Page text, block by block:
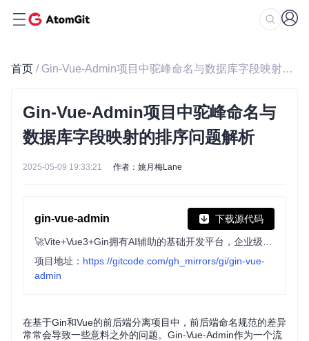
首页 / Gin-Vue-Admin项目中驼峰命名与数据库字段映射的排序问题解析
Gin-Vue-Admin项目中驼峰命名与
数据库字段映射的排序问题解析
2025-05-09 19:33:21 作者：姚月梅Lane
gin-vue-admin 下载源代码
项目地址： https://gitcode.com/gh_mirrors/gi/gin-vue-
admin
在基于Gin和Vue的前后端分离项目中，前后端命名规范的差异
常常会导致一些意料之外的问题。Gin-Vue-Admin作为一个流